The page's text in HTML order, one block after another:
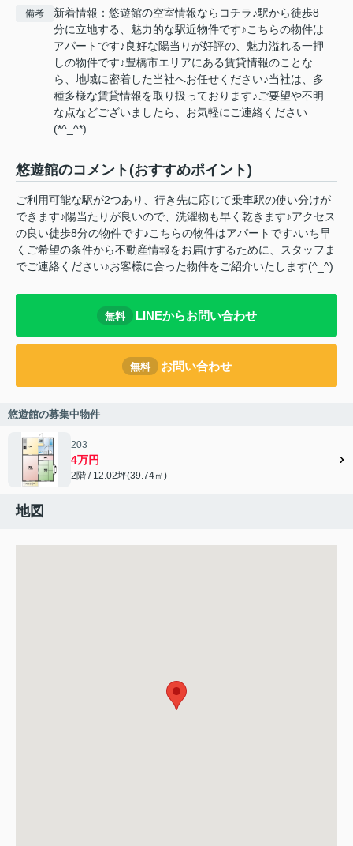
備考
新着情報：悠遊館の空室情報ならコチラ♪駅から徒歩8
分に立地する、魅力的な駅近物件です♪こちらの物件は
アパートです♪良好な陽当りが好評の、魅力溢れる一押
しの物件です♪豊橋市エリアにある賃貸情報のことな
ら、地域に密着した当社へお任せください♪当社は、多
種多様な賃貸情報を取り扱っております♪ご要望や不明
な点などございましたら、お気軽にご連絡ください
(*^_^*)
悠遊館のコメント(おすすめポイント)
ご利用可能な駅が2つあり、行き先に応じて乗車駅の使い分けが
できます♪陽当たりが良いので、洗濯物も早く乾きます♪アクセス
の良い徒歩8分の物件です♪こちらの物件はアパートです♪いち早
くご希望の条件から不動産情報をお届けするために、スタッフま
でご連絡ください♪お客様に合った物件をご紹介いたします(^_^)
無料 LINEからお問い合わせ
無料 お問い合わせ
悠遊館の募集中物件
203
4万円
2階 / 12.02坪(39.74㎡)
地図